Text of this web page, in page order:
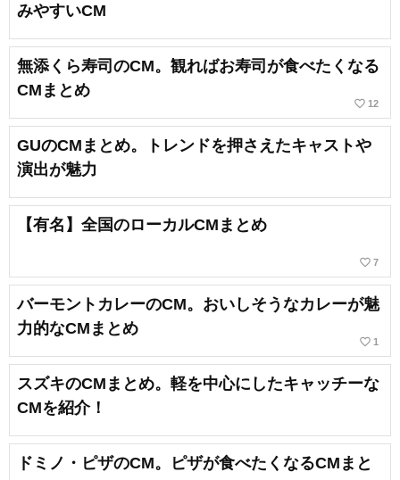
みやすいCM
無添くら寿司のCM。観ればお寿司が食べたくなる
CMまとめ
favorite_border 12
GUのCMまとめ。トレンドを押さえたキャストや
演出が魅力
【有名】全国のローカルCMまとめ
favorite_border 7
バーモントカレーのCM。おいしそうなカレーが魅
力的なCMまとめ
favorite_border 1
スズキのCMまとめ。軽を中心にしたキャッチーな
CMを紹介！
ドミノ・ピザのCM。ピザが食べたくなるCMまと